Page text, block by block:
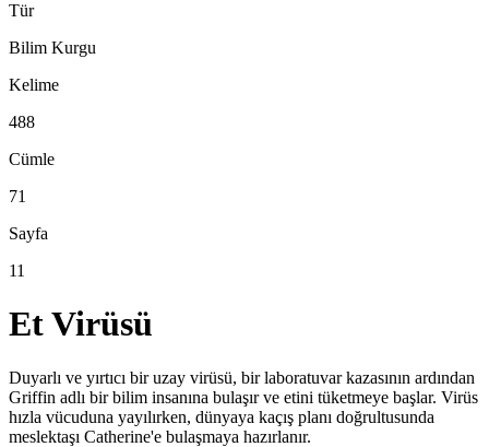
Tür
Bilim Kurgu
Kelime
488
Cümle
71
Sayfa
11
Et Virüsü
Duyarlı ve yırtıcı bir uzay virüsü, bir laboratuvar kazasının ardından
Griffin adlı bir bilim insanına bulaşır ve etini tüketmeye başlar. Virüs
hızla vücuduna yayılırken, dünyaya kaçış planı doğrultusunda
meslektaşı Catherine'e bulaşmaya hazırlanır.